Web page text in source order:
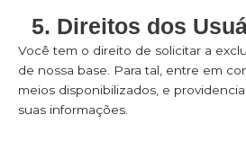
5. Direitos dos
Você tem o direito de solicitar a
de nossa base. Para tal, entre em
meios disponibilizados, e
suas informações.